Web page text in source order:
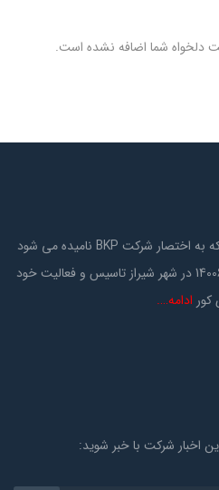
شما اضافه نشده است.
شرکت ” بهین کوره چینان پردیس” که به اختصار شرکت BKP نامیده می شود
در سال 1395 با شناسه ملی 14006018105 در شهر شیراز تاسیس و فعالیت خود
کور ادامه….
اخبار شرکت با خبر شوید: